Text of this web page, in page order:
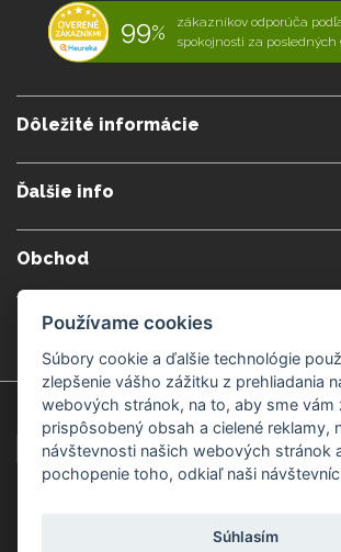
99%
zákazníkov odporúča
spokojnosti za posledných
Dôležité informácie
Ochrana osobných údajov
Cookies nastavenia
Ďalšie info
Gemmoterapia
Obchod
Nakupuj bezpečne Veľkoobchod
Kamenné predajne
Považská Bystrica v Kauflande Považská
Žilina Čadca
Záruka kvality
Používame cookies
Súbory cookie a ďalšie technológie
zlepšenie vášho zážitku z prehliadania
webových stránok, na to, aby sme vám
prispôsobený obsah a cielené reklamy,
návštevnosti našich webových stránok
pochopenie toho, odkiaľ naši
Súhlasím